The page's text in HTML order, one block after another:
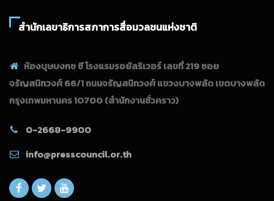
สำนักเลขาธิการสภาการสื่อมวลชนแห่งชาติ
ห้องบุษบงกช ซี โรงแรมรอยัลริเวอร์ เลขที่ 219 ซอย
จรัญสนิทวงศ์ 66/1 ถนนจรัญสนิทวงศ์ แขวงบางพลัด เขตบางพลัด
กรุงเทพมหานคร 10700(สำนักงานชั่วคราว)
0-2668-9900
info@presscouncil.or.th